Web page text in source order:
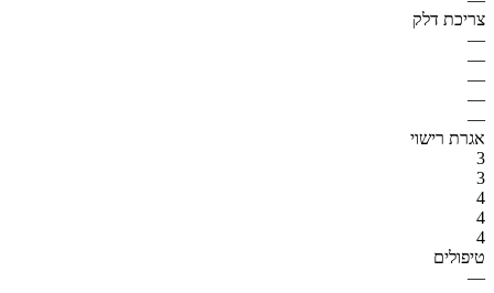
צריכת דלק
—
—
—
—
—
אגרת רישוי
3
3
4
4
4
טיפולים
—